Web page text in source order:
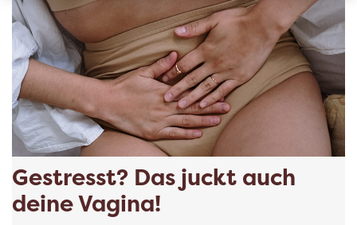
Gestresst? Das juckt auch
deine Vagina!